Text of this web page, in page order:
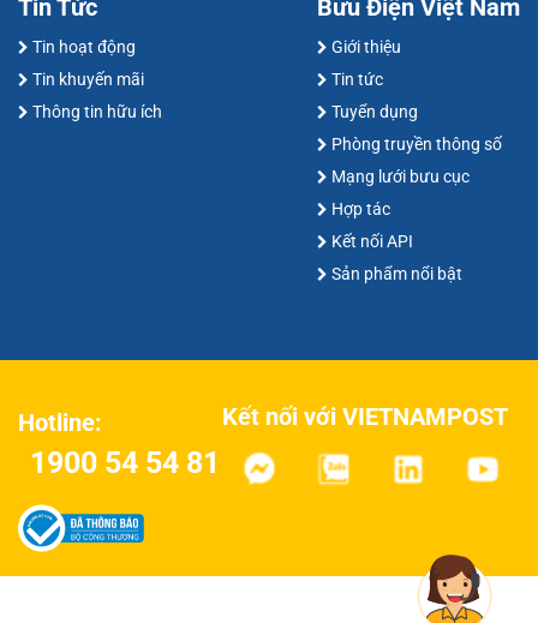
Tin Tức
Tin hoạt động
Tin khuyến mãi
Thông tin hữu ích
Bưu Điện Việt Nam
Giới thiệu
Tin tức
Tuyển dụng
Phòng truyền thông số
Mạng lưới bưu cục
Hợp tác
Kết nối API
Sản phẩm nổi bật
Hotline:
1900 54 54 81
Kết nối với VIETNAMPOST